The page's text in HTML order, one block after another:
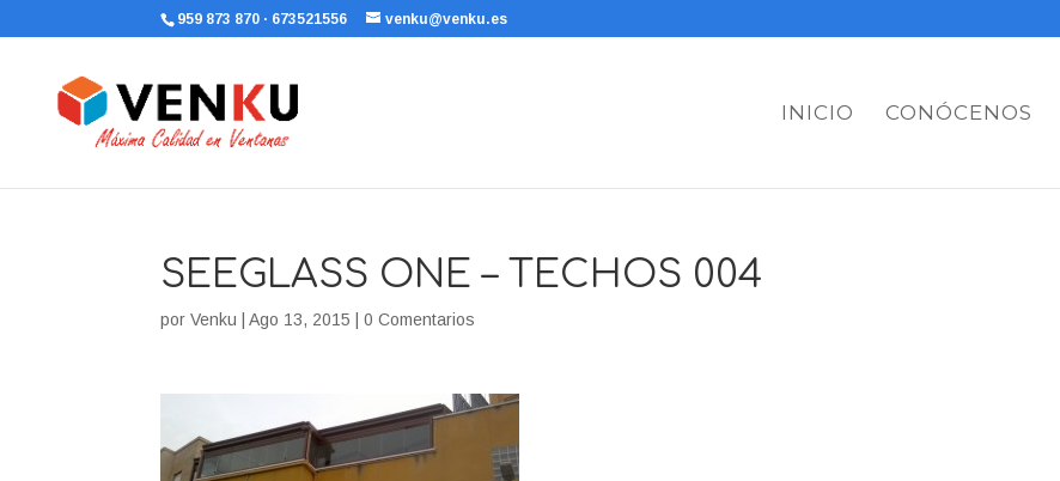
959 873 870 · 673521556 venku@venku.es
INICIO CONÓCENOS
SEEGLASS ONE – TECHOS 004
porVenku |Ago 13, 2015 |0 Comentarios